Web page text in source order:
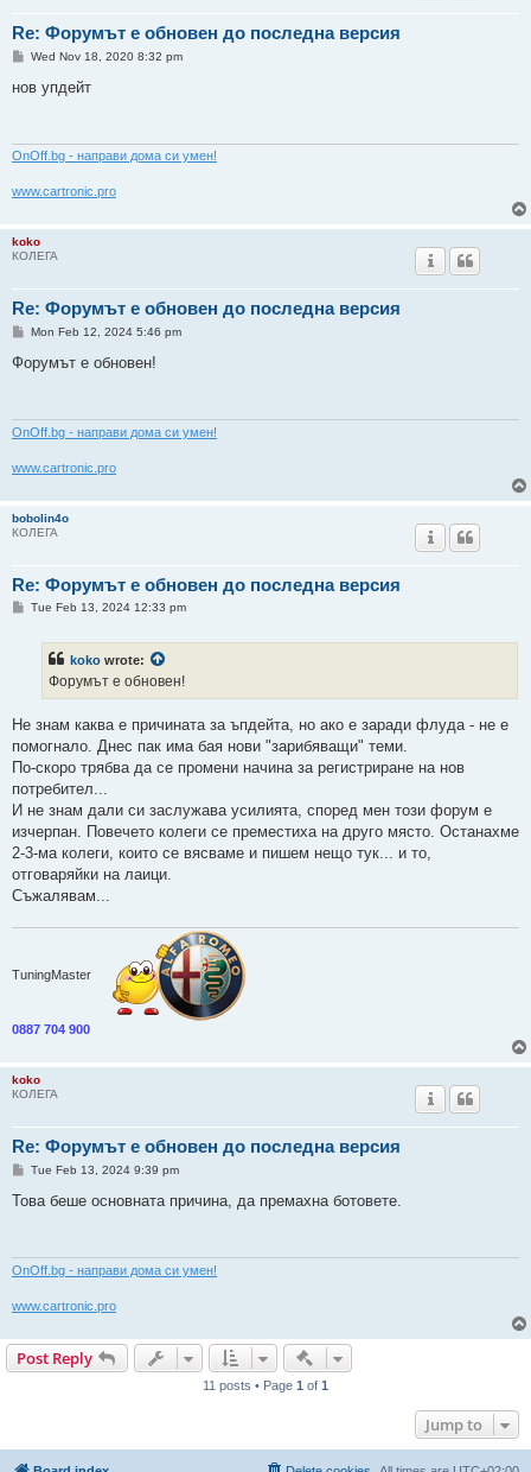
Re: Форумът е обновен до последна версия
P
s
Wed Nov 18, 2020 8:32 pm
нов упдейт
ОnOff.bg - направи дома си умен!
www.cartronic.pro
koko
КОЛЕГА
Re: Форумът е обновен до последна версия
P
s
Mon Feb 12, 2024 5:46 pm
Форумът е обновен!
ОnOff.bg - направи дома си умен!
www.cartronic.pro
bobolin4o
КОЛЕГА
Re: Форумът е обновен до последна версия
PTue Feb 13, 2024 12:33 pm
koko wrote:
Форумът е обновен!
Не знам каква е причината за ъпдейта, но ако е заради флуда - не е
помогнало. Днес пак има бая нови "зарибяващи" теми.
По-скоро трябва да се промени начина за регистриране на нов
потребител...
И не знам дали си заслужава усилията, според мен този форум е
изчерпан. Повечето колеги се преместиха на друго място. Останахме
2-3-ма колеги, които се вясваме и пишем нещо тук... и то,
отговаряйки на лаици.
Съжалявам...
TuningMaster
0887 704 900
koko
КОЛЕГА
Re: Форумът е обновен до последна версия
P
s
Tue Feb 13, 2024 9:39 pm
Това беше основната причина, да премахна ботовете.
ОnOff.bg - направи дома си умен!
www.cartronic.pro
Post Reply Quick-mod tools
11 posts • Page 1 of 1
Jump to